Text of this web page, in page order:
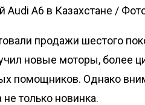
Audi A6 в Казахстане /
продажи шестого
новые моторы, более
помощников. Однако
только новинка.